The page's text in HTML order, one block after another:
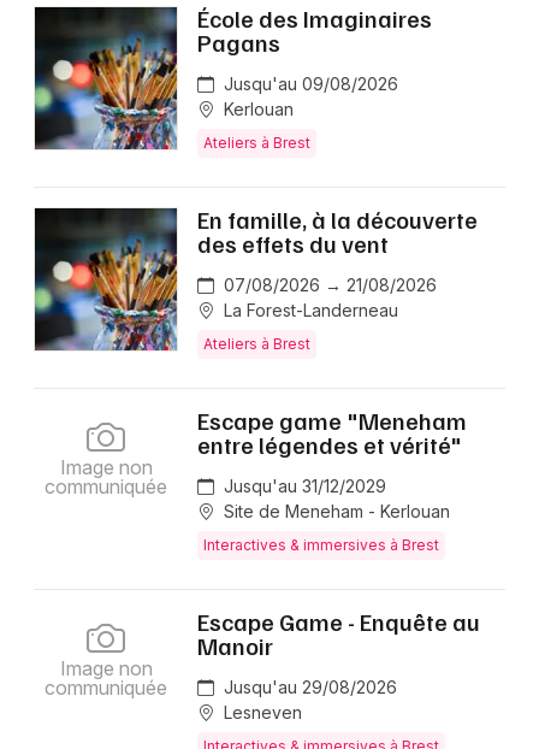
École des Imaginaires
Pagans
Jusqu'au 09/08/2026
Kerlouan
Ateliers à Brest
En famille, à la découverte
des effets du vent
07/08/2026 → 21/08/2026
La Forest-Landerneau
Ateliers à Brest
Escape game "Meneham
entre légendes et vérité"
Jusqu'au 31/12/2029
Site de Meneham - Kerlouan
Interactives & immersives à Brest
Image non
communiquée
Escape Game - Enquête au
Manoir
Jusqu'au 29/08/2026
Lesneven
Image non
communiquée